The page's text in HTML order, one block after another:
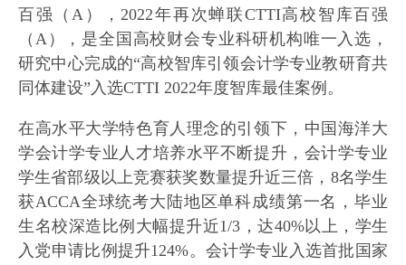
百强（A），2022年再次蝉联CTTI高校智库百强
（A），是全国高校财会专业科研机构唯一入选，
研究中心完成的“高校智库引领会计学专业教研育共
同体建设”入选CTTI 2022年度智库最佳案例。
在高水平大学特色育人理念的引领下，中国海洋大
学会计学专业人才培养水平不断提升，会计学专业
学生省部级以上竞赛获奖数量提升近三倍，8名学生
获ACCA全球统考大陆地区单科成绩第一名，毕业
生名校深造比例大幅提升近1/3，达40%以上，学生
入党申请比例提升124%。会计学专业入选首批国家